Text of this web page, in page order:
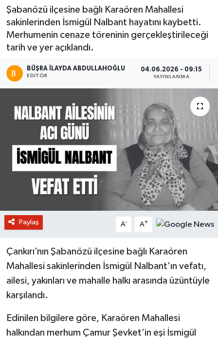
Şabanözü ilçesine bağlı Karaören Mahallesi
sakinlerinden İsmigül Nalbant hayatını kaybetti.
Merhumenin cenaze töreninin gerçekleştirileceği
tarih ve yer açıklandı.
BÜŞRA İLAYDA ABDULLAHOĞLU
EDITÖR
04.06.2026 - 09:15
YAYINLANMA
Paylaş A- A+
Çankırı’nın Şabanözü ilçesine bağlı Karaören
Mahallesi sakinlerinden İsmigül Nalbant’ın vefatı,
ailesi, yakınları ve mahalle halkı arasında üzüntüyle
karşılandı.
Edinilen bilgilere göre, Karaören Mahallesi
halkından merhum Çamur Şevket’in eşi İsmigül